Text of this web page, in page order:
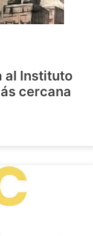
al Instituto
cercana